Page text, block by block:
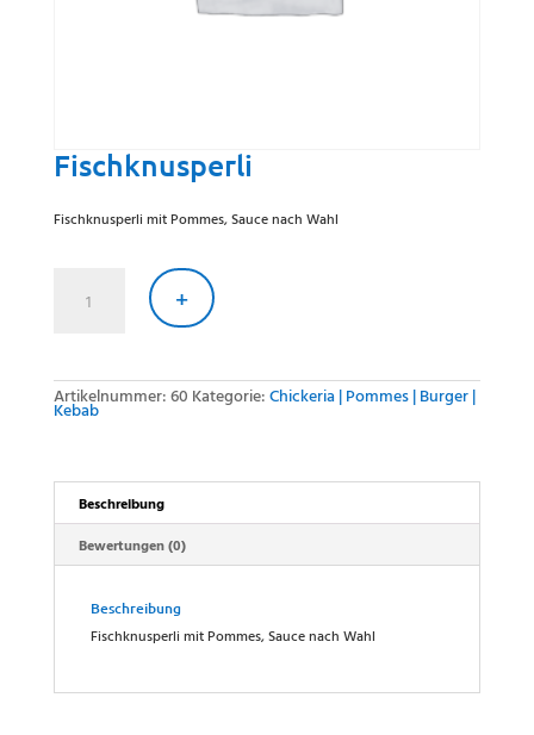
Fischknusperli
Fischknusperli mit Pommes, Sauce nach Wahl
+
Artikelnummer:60 Kategorie:Chickeria | Pommes | Burger |
Kebab
Beschreibung
Bewertungen (0)
Beschreibung
Fischknusperli mit Pommes, Sauce nach Wahl